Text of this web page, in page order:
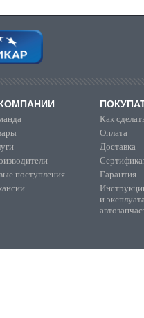
поступления
Как
Оплата
Доставка
Гарантия
и